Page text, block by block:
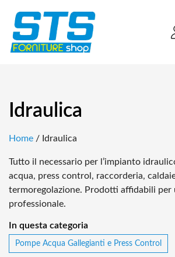
Idraulica
Home / Idraulica
Tutto il necessario per l’impianto
acqua, press control, raccorderia,
termoregolazione. Prodotti affidabili per
professionale.
In questa categoria
Pompe Acqua Gallegianti e Press Control